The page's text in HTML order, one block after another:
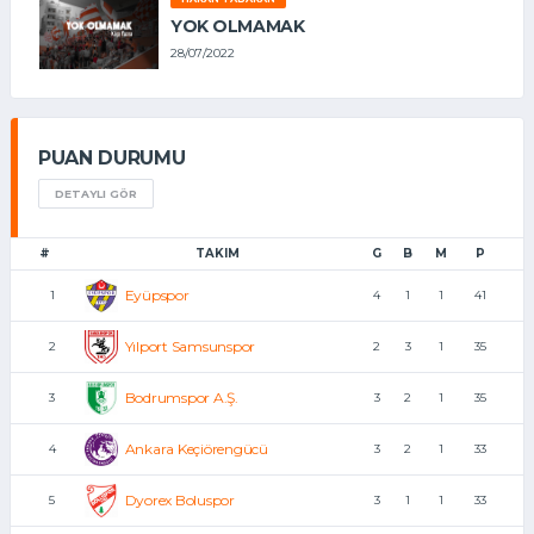
YOK OLMAMAK
28/07/2022
PUAN DURUMU
DETAYLI GÖR
# TAKIM G B M P
1 Eyüpspor 4 1 1 41
2 Yılport Samsunspor 2 3 1 35
3 Bodrumspor A.Ş. 3 2 1 35
4 Ankara Keçiörengücü 3 2 1 33
5 Dyorex Boluspor 3 1 1 33